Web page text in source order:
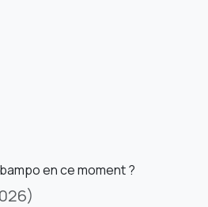
en ce moment ?